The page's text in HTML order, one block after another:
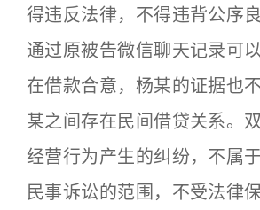
得违反法律，不得违背公序
通过原被告微信聊天记录可
在借款合意，杨某的证据也
某之间存在民间借贷关系。
经营行为产生的纠纷，不属
民事诉讼的范围，不受法律